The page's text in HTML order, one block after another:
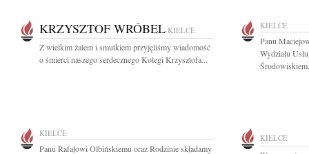
KRZYSZTOF WRÓBEL KIELCE
Z wielkim żalem i smutkiem przyjęliśmy wiadomość
o śmierci naszego serdecznego Kolegi Krzysztofa...
KIELCE
Panu
Wydziału
KIELCE
Panu Rafałowi Olbińskiemu oraz Rodzinie składamy
KIELCE